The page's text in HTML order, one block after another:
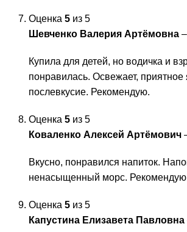
Оценка 5 из 5
Шевченко Валерия Артёмовна –
Купила для детей, но водичка и
понравилась. Освежает, приятное
послевкусие. Рекомендую.
Оценка 5 из 5
Коваленко Алексей Артёмович
Вкусно, понравился напиток.
ненасыщенный морс.
Оценка 5 из 5
Капустина Елизавета Павловна